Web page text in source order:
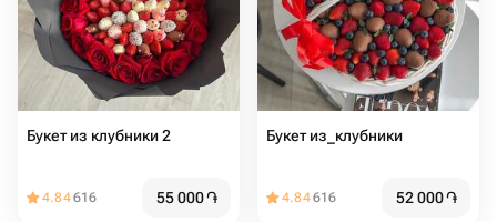
Букет из клубники 2
4.84616 55 000֏
Букет из_клубники
4.84616 52 000֏